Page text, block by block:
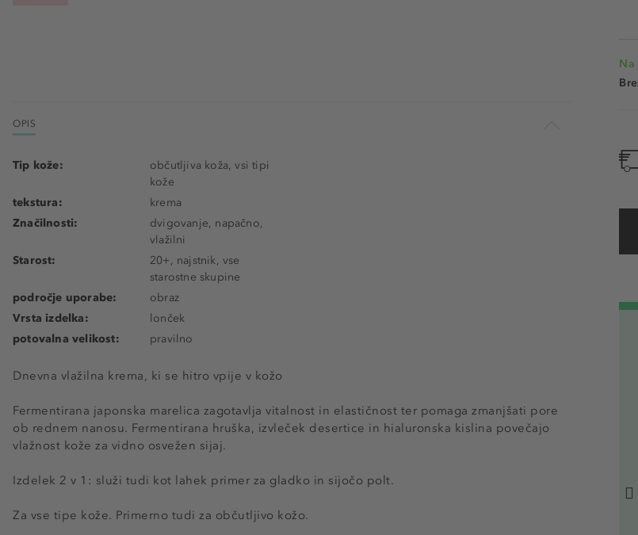
Na
OPIS
Dnevna vlažilna krema, ki se hitro vpije v kožo
Fermentirana japonska marelica zagotavlja vitalnost in elastičnost ter pomaga zmanjšati pore
ob rednem nanosu. Fermentirana hruška, izvleček desertice in hialuronska kislina povečajo
vlažnost kože za vidno osvežen sijaj.
Izdelek 2 v 1: služi tudi kot lahek primer za gladko in sijočo polt.
Za vse tipe kože. Primerno tudi za občutljivo kožo.
Tip kože:
občutljiva koža, vsi tipi
kože
tekstura:
krema
Značilnosti:
dvigovanje, napačno,
vlažilni
Starost:
20+, najstnik, vse
starostne skupine
področje uporabe:
obraz
Vrsta izdelka:
lonček
potovalna velikost:
pravilno